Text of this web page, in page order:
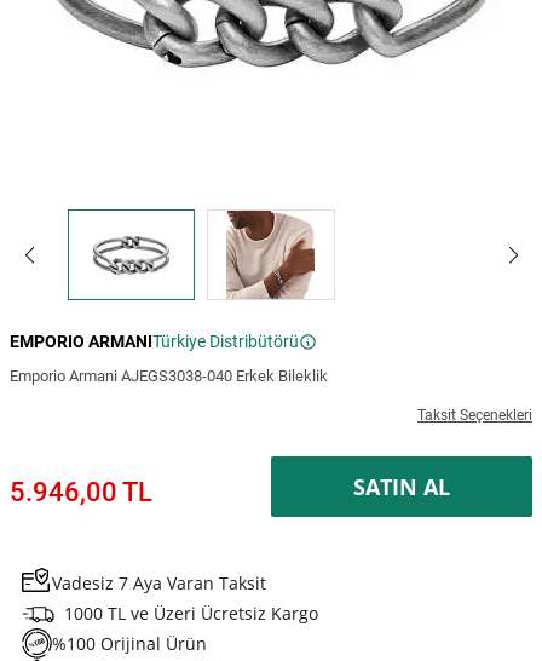
EMPORIO ARMANITürkiye Distribütörü
Emporio Armani AJEGS3038-040 Erkek Bileklik
Taksit Seçenekleri
5.946,00 TL SATIN AL
Vadesiz 7 Aya Varan Taksit
1000 TL ve Üzeri Ücretsiz Kargo
%100 Orijinal Ürün